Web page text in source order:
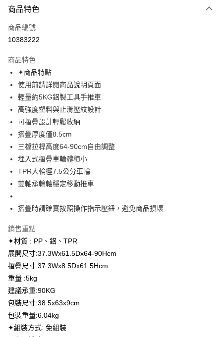
信用卡一次付款
信用卡分期付款
合作金庫商業銀行
華南商業銀行
上海商業儲蓄銀行
國泰世華商業銀行
臺灣中小企業銀行
匯豐（台灣）商業銀行
聯邦商業銀行
元大商業銀行
玉山商業銀行
台新國際商業銀行
台灣樂天信用卡公司
6 期 0 利率 每期
華南商業銀行
上海商業儲蓄銀行
國泰世華商業銀行
臺灣中小企業銀行
匯豐（台灣）商業銀行
聯邦商業銀行
元大商業銀行
玉山商業銀行
台新國際商業銀行
台灣樂天信用卡公司
LINE Pay
Apple Pay
街口支付
悠遊付
ATM付款
運送方式
宅配
每筆NT$130，滿NT$1,500(含以上)免運費
離島宅配
每筆NT$300
商品特色
商品編號
10383222
商品特色
✦商品特點
使用前請詳閱商品說明頁面
輕量約5KG鋁製工具手推車
高強度塑料與止滑壓紋設計
可摺疊設計輕鬆收納
摺疊厚度僅8.5cm
三檔拉桿高度64-90cm自由調整
埋入式摺疊車輪體積小
TPR大輪徑7.5公分車輪
雙軸承輪軸穩定移動推車
摺疊時請確實按照操作指示壓鈕，避免商品損壞
銷售重點
✦材質 : PP、鋁、TPR
展開尺寸:37.3Wx61.5Dx64-90Hcm
摺疊尺寸:37.3Wx8.5Dx61.5Hcm
重量 :5kg
建議承重:90KG
包裝尺寸:38.5x63x9cm
包裝重量:6.04kg
✦組裝方式: 免組裝